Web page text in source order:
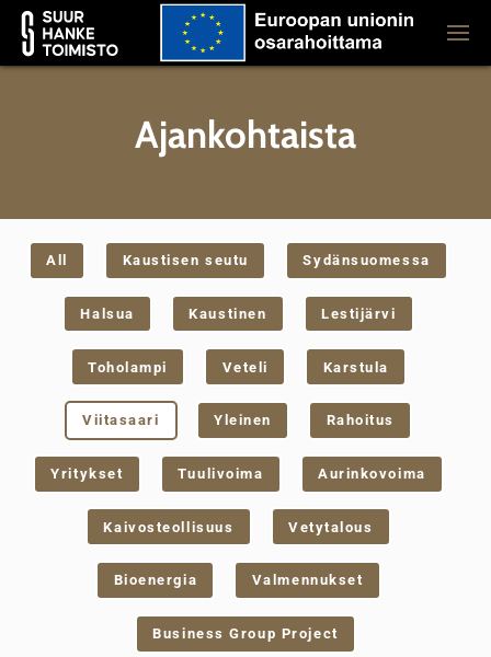
Ajankohtaista
All Kaustisen seutu Sydänsuomessa
Halsua Kaustinen Lestijärvi
Toholampi Veteli Karstula
Viitasaari Yleinen Rahoitus
Yritykset Tuulivoima Aurinkovoima
Kaivosteollisuus Vetytalous
Bioenergia Valmennukset
Business Group Project